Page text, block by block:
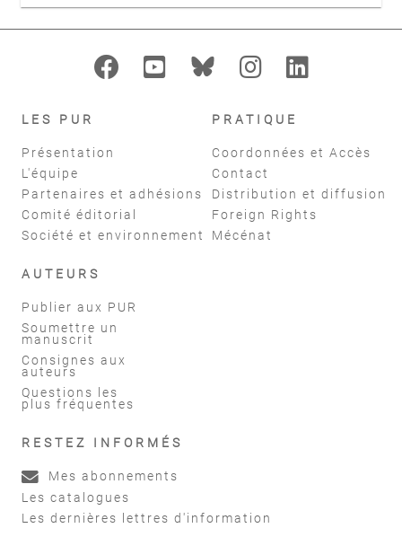
LES PUR
Présentation
L'équipe
Partenaires et adhésions
Comité éditorial
Société et environnement
PRATIQUE
Coordonnées et Accès
Contact
Distribution et diffusion
Foreign Rights
Mécénat
AUTEURS
Publier aux PUR
Soumettre un
manuscrit
Consignes aux
auteurs
Questions les
plus fréquentes
RESTEZ INFORMÉS
Mes abonnements
Les catalogues
Les dernières lettres d'information